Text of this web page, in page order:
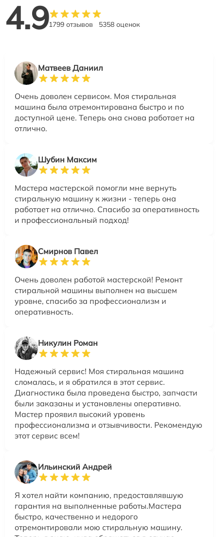
4.91799 отзывов 5358 оценок
Матвеев Даниил
Очень доволен сервисом. Моя стиральная
машина была отремонтирована быстро и по
доступной цене. Теперь она снова работает на
отлично.
Шубин Максим
Мастера мастерской помогли мне вернуть
стиральную машину к жизни - теперь она
работает на отлично. Спасибо за оперативность
и профессиональный подход!
Смирнов Павел
Очень доволен работой мастерской! Ремонт
стиральной машины выполнен на высшем
уровне, спасибо за профессионализм и
оперативность.
Никулин Роман
Надежный сервис! Моя стиральная машина
сломалась, и я обратился в этот сервис.
Диагностика была проведена быстро, запчасти
были заказаны и установлены оперативно.
Мастер проявил высокий уровень
профессионализма и отзывчивости. Рекомендую
этот сервис всем!
Ильинский Андрей
Я хотел найти компанию, предоставлявшую
гарантия на выполненные работы.Мастера
быстро, качественно и недорого
отремонтировали мою стиральную машину.